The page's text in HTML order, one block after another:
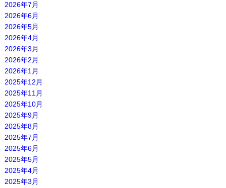
2026年7月
2026年6月
2026年5月
2026年4月
2026年3月
2026年2月
2026年1月
2025年12月
2025年11月
2025年10月
2025年9月
2025年8月
2025年7月
2025年6月
2025年5月
2025年4月
2025年3月